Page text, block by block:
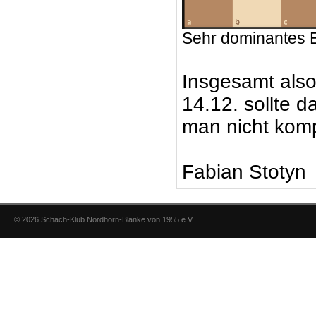
Sehr dominantes
Insgesamt
14.12. sollte
man nicht
Fabian Stotyn
© 2026 Schach-Klub Nordhorn-Blanke von 1955 e.V.